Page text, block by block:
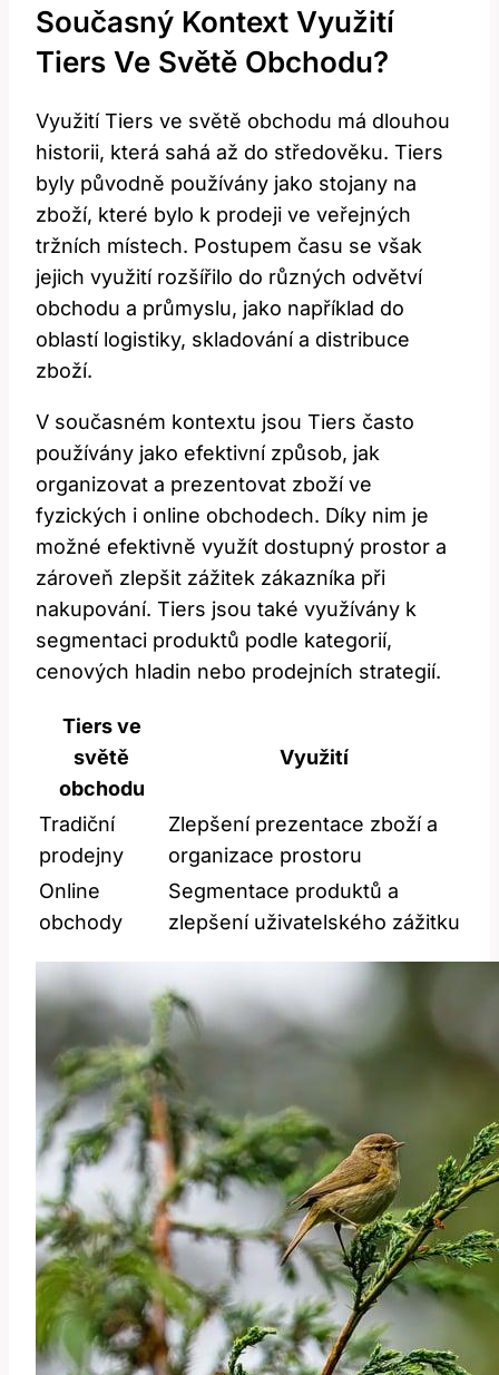
Současný Kontext Využití
Tiers Ve Světě Obchodu?
Využití Tiers ve světě obchodu má dlouhou
historii, která sahá až do středověku. Tiers
byly původně používány jako stojany na
zboží, které bylo k prodeji ve veřejných
tržních místech. Postupem času se však
jejich využití rozšířilo do různých odvětví
obchodu a průmyslu, jako například do
oblastí logistiky, skladování a distribuce
zboží.
V současném kontextu jsou Tiers často
používány jako efektivní způsob, jak
organizovat a prezentovat zboží ve
fyzických i online obchodech. Díky nim je
možné efektivně využít dostupný prostor a
zároveň zlepšit zážitek zákazníka při
nakupování. Tiers jsou také využívány k
segmentaci produktů podle kategorií,
cenových hladin nebo prodejních strategií.
Tiers ve
světě
obchodu
Využití
Tradiční
prodejny
Zlepšení prezentace zboží a
organizace prostoru
Online
obchody
Segmentace produktů a
zlepšení uživatelského zážitku